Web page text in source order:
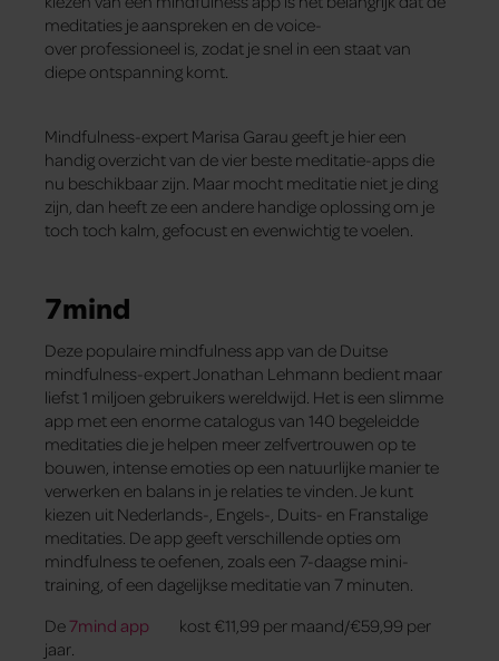
meditaties je aanspreken en de voice-
over professioneel is, zodat je snel in een staat van
diepe ontspanning komt.
Mindfulness-expert Marisa Garau geeft je hier een
handig overzicht van de vier beste meditatie-apps die
nu beschikbaar zijn. Maar mocht meditatie niet je ding
zijn, dan heeft ze een andere handige oplossing om je
toch toch kalm, gefocust en evenwichtig te voelen.
7mind
Deze populaire mindfulness app van de Duitse
mindfulness-expert Jonathan Lehmann bedient maar
liefst 1 miljoen gebruikers wereldwijd. Het is een slimme
app met een enorme catalogus van 140 begeleidde
meditaties die je helpen meer zelfvertrouwen op te
bouwen, intense emoties op een natuurlijke manier te
verwerken en balans in je relaties te vinden. Je kunt
kiezen uit Nederlands-, Engels-, Duits- en Franstalige
meditaties. De app geeft verschillende opties om
mindfulness te oefenen, zoals een 7-daagse mini-
training, of een dagelijkse meditatie van 7 minuten.
De7mind app
kost €11,99 per maand/€59,99 per
jaar.